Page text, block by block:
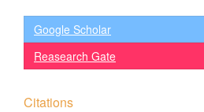
Google Scholar
Reasearch Gate
Citations